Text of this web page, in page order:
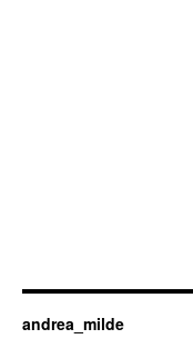
andrea_milde